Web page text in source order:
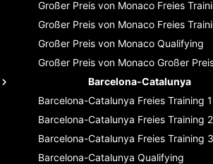
Großer Preis von Monaco Freies
Großer Preis von Monaco Freies
Großer Preis von Monaco Qualifying
Großer Preis von Monaco Großer
Barcelona-Catalunya
Barcelona-Catalunya Freies Training 1
Barcelona-Catalunya Freies Training 2
Barcelona-Catalunya Freies Training 3
Barcelona-Catalunya Qualifying